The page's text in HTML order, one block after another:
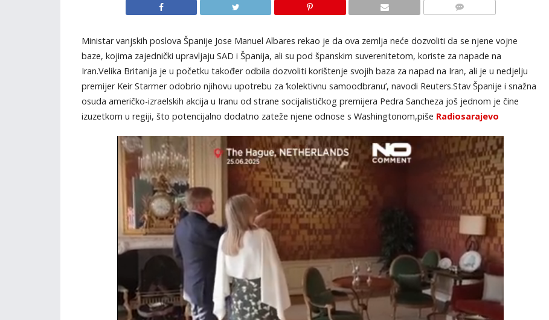
Ministar vanjskih poslova Španije Jose Manuel Albares rekao je da ova zemlja neće dozvoliti da se njene vojne
baze, kojima zajednički upravljaju SAD i Španija, ali su pod španskim suverenitetom, koriste za napade na
Iran.Velika Britanija je u početku također odbila dozvoliti korištenje svojih baza za napad na Iran, ali je u nedjelju
premijer Keir Starmer odobrio njihovu upotrebu za ‘kolektivnu samoodbranu’, navodi Reuters.Stav Španije i snažna
osuda američko-izraelskih akcija u Iranu od strane socijalističkog premijera Pedra Sancheza još jednom je čine
izuzetkom u regiji, što potencijalno dodatno zateže njene odnose s Washingtonom,piše Radiosarajevo